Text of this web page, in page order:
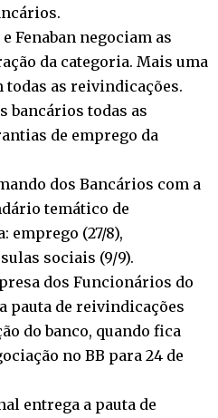
Fenaban negociam as
da categoria. Mais uma
todas as reivindicações.
bancários todas as
de emprego da
dos Bancários com a
temático de
emprego (27/8),
sociais (9/9).
dos Funcionários do
pauta de reivindicações
do banco, quando fica
no BB para 24 de
entrega a pauta de